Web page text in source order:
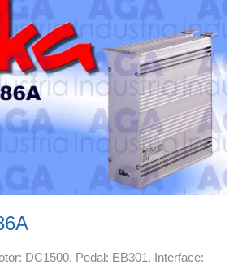
DC1500. Pedal: EB301. Interface: